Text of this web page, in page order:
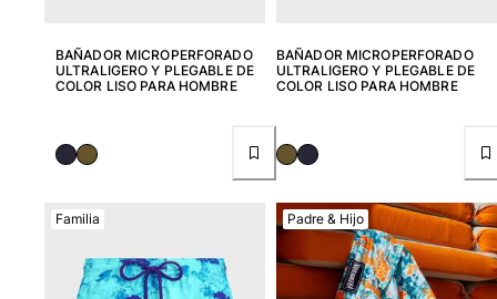
Ver todo Trajes de baño
Vestidos y Faldas
Camisetas
Ver todo Pret-a-porter
BAÑADOR MICROPERFORADO
ULTRALIGERO Y PLEGABLE DE
COLOR LISO PARA HOMBRE
BAÑADOR MICROPERFORADO
ULTRALIGERO Y PLEGABLE DE
COLOR LISO PARA HOMBRE
Familia Padre & Hijo